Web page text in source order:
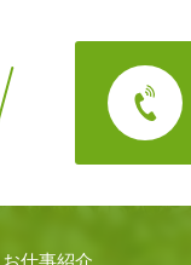
お仕事紹介